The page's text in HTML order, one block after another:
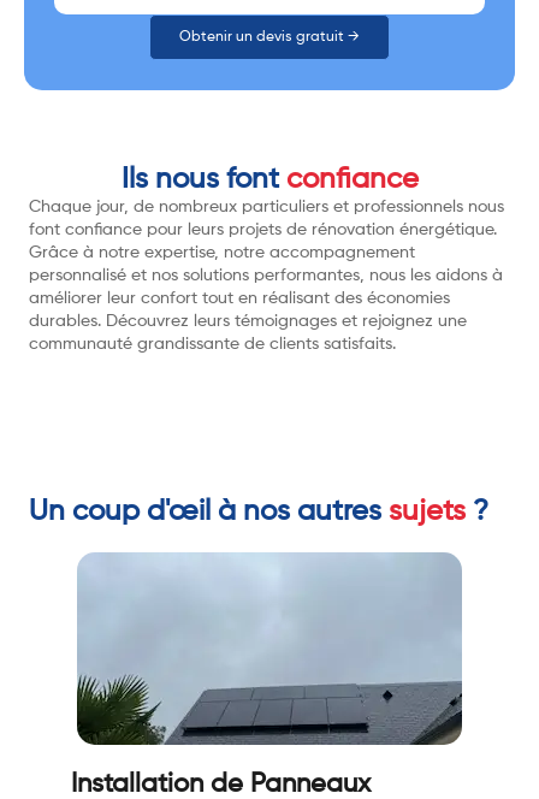
Obtenir un devis gratuit →
Ils nous font confiance
Chaque jour, de nombreux particuliers et professionnels nous
font confiance pour leurs projets de rénovation énergétique.
Grâce à notre expertise, notre accompagnement
personnalisé et nos solutions performantes, nous les aidons à
améliorer leur confort tout en réalisant des économies
durables. Découvrez leurs témoignages et rejoignez une
communauté grandissante de clients satisfaits.
Un coup d'œil à nos autres sujets ?
Installation de Panneaux